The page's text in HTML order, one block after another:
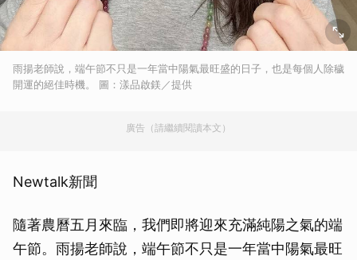
雨揚老師說，端午節不只是一年當中陽氣最旺盛的日子，也是每個人除穢
開運的絕佳時機。 圖：漾品啟鎂／提供
廣告（請繼續閱讀本文）
Newtalk新聞
隨著農曆五月來臨，我們即將迎來充滿純陽之氣的端
午節。雨揚老師說，端午節不只是一年當中陽氣最旺